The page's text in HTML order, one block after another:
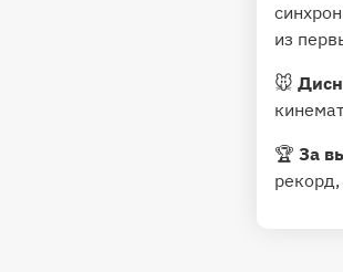
из
🐭
🏆 За